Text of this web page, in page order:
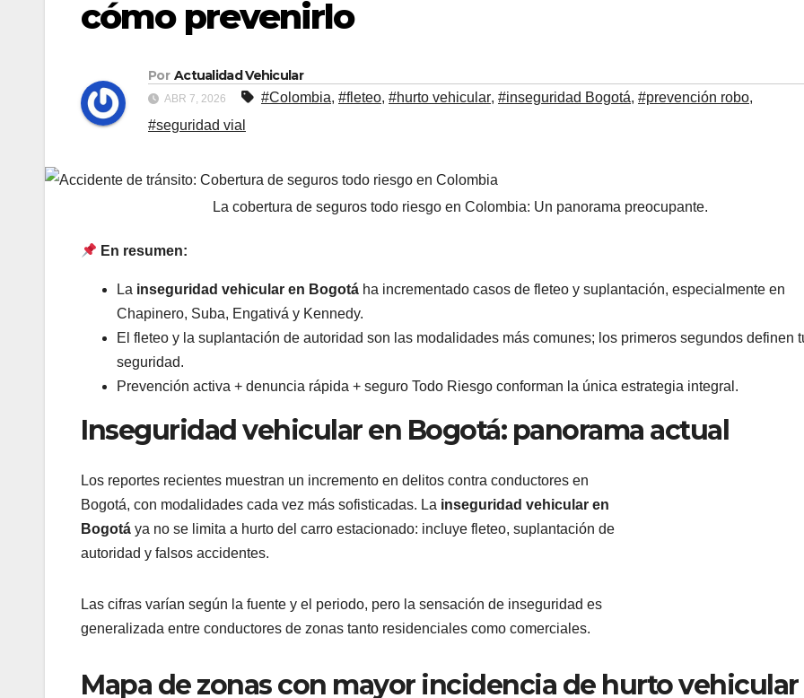
cómo prevenirlo
Por Actualidad Vehicular
ABR 7, 2026 #Colombia, #fleteo, #hurto vehicular, #inseguridad Bogotá, #prevención robo,
#seguridad vial
La cobertura de seguros todo riesgo en Colombia: Un panorama preocupante.
En resumen:
La inseguridad vehicular en Bogotá ha incrementado casos de fleteo y suplantación, especialmente en
Chapinero, Suba, Engativá y Kennedy.
El fleteo y la suplantación de autoridad son las modalidades más comunes; los primeros segundos definen
seguridad.
Prevención activa + denuncia rápida + seguro Todo Riesgo conforman la única estrategia integral.
Inseguridad vehicular en Bogotá: panorama actual
Los reportes recientes muestran un incremento en delitos contra conductores en
Bogotá, con modalidades cada vez más sofisticadas. La inseguridad vehicular en
Bogotá ya no se limita a hurto del carro estacionado: incluye fleteo, suplantación de
autoridad y falsos accidentes.
Las cifras varían según la fuente y el periodo, pero la sensación de inseguridad es
generalizada entre conductores de zonas tanto residenciales como comerciales.
Mapa de zonas con mayor incidencia de hurto vehicular